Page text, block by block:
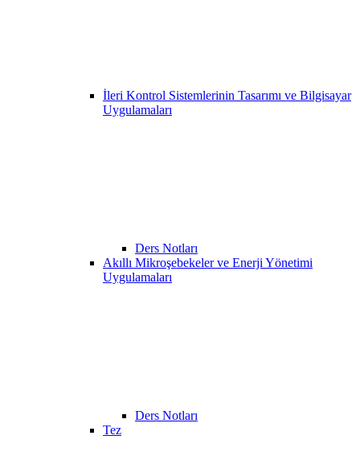
İleri Kontrol Sistemlerinin Tasarımı ve Bilgisayar
Uygulamaları
Ders Notları
Akıllı Mikroşebekeler ve Enerji Yönetimi
Uygulamaları
Ders Notları
Tez